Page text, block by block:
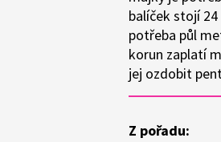
balíček stojí
potřeba půl
korun zaplatí
jej ozdobit
Z pořadu: